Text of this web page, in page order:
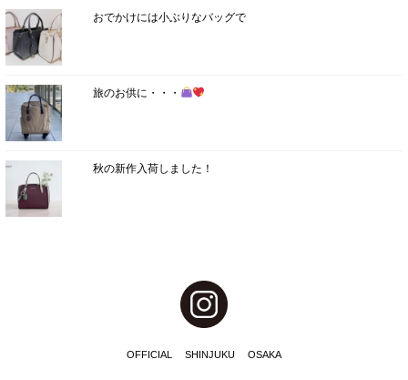
おでかけには小ぶりなバッグで
旅のお供に・・・
秋の新作入荷しました！
OFFICIAL SHINJUKU OSAKA